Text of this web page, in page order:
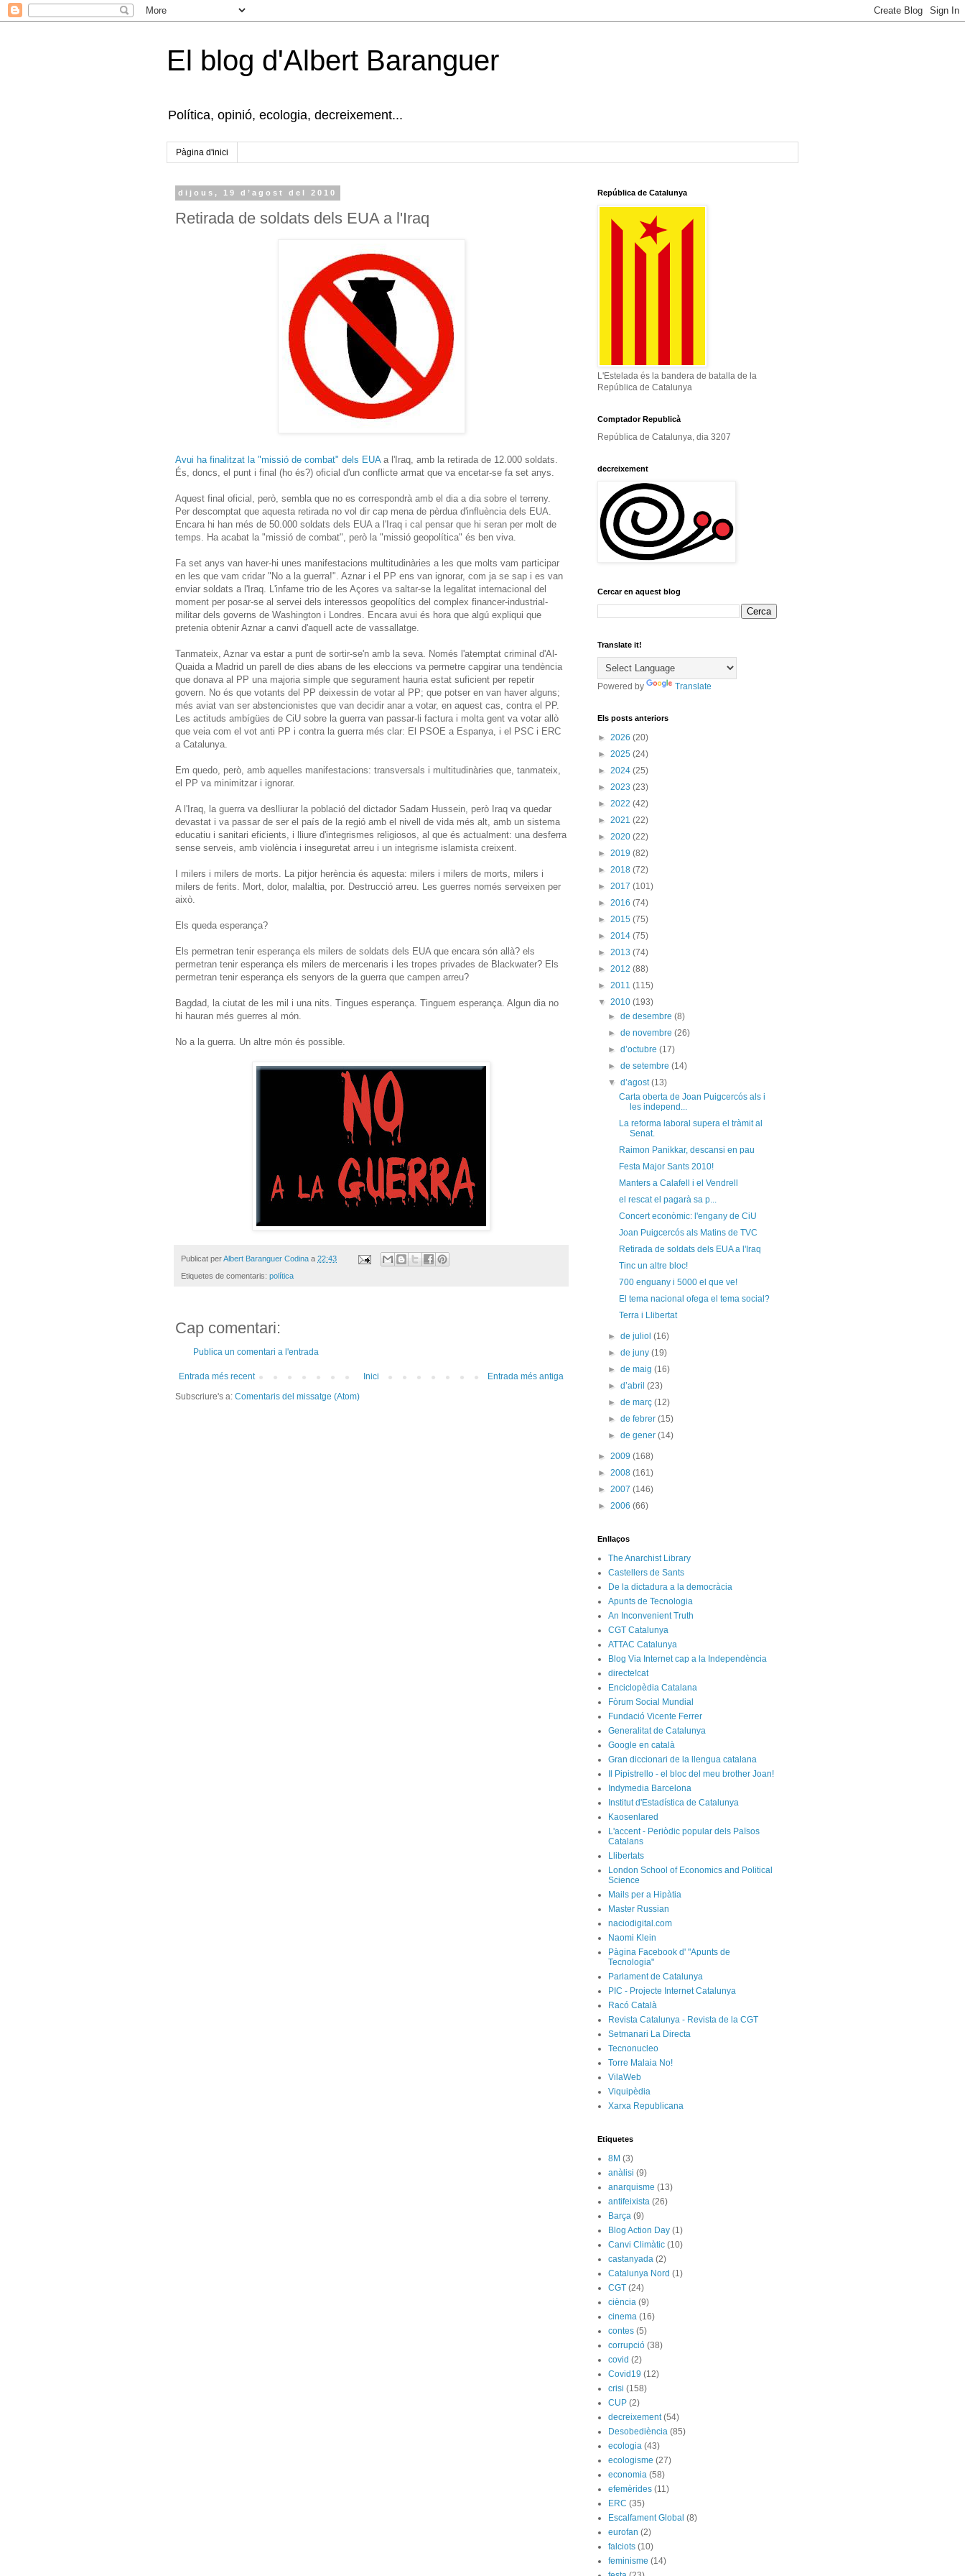
El blog d'Albert Baranguer
Política, opinió, ecologia, decreixement...
Pàgina d'inici
dijous, 19 d’agost del 2010
Retirada de soldats dels EUA a l'Iraq
Avui ha finalitzat la "missió de combat" dels EUAa l'Iraq, amb la retirada de 12.000 soldats.
És, doncs, el punt i final (ho és?) oficial d'un conflicte armat que va encetar-se fa set anys.
Aquest final oficial, però, sembla que no es correspondrà amb el dia a dia sobre el terreny.
Per descomptat que aquesta retirada no vol dir cap mena de pèrdua d'influència dels EUA.
Encara hi han més de 50.000 soldats dels EUA a l'Iraq i cal pensar que hi seran per molt de
temps. Ha acabat la "missió de combat", però la "missió geopolítica" és ben viva.
Fa set anys van haver-hi unes manifestacions multitudinàries a les que molts vam participar
en les que vam cridar "No a la guerra!". Aznar i el PP ens van ignorar, com ja se sap i es van
enviar soldats a l'Iraq. L'infame trio de les Açores va saltar-se la legalitat internacional del
moment per posar-se al servei dels interessos geopolítics del complex financer-industrial-
militar dels governs de Washington i Londres. Encara avui és hora que algú expliqui que
pretenia obtenir Aznar a canvi d'aquell acte de vassallatge.
Tanmateix, Aznar va estar a punt de sortir-se'n amb la seva. Només l'atemptat criminal d'Al-
Quaida a Madrid un parell de dies abans de les eleccions va permetre capgirar una tendència
que donava al PP una majoria simple que segurament hauria estat suficient per repetir
govern. No és que votants del PP deixessin de votar al PP; que potser en van haver alguns;
més aviat van ser abstencionistes que van decidir anar a votar, en aquest cas, contra el PP.
Les actituds ambígües de CiU sobre la guerra van passar-li factura i molta gent va votar allò
que veia com el vot anti PP i contra la guerra més clar: El PSOE a Espanya, i el PSC i ERC
a Catalunya.
Em quedo, però, amb aquelles manifestacions: transversals i multitudinàries que, tanmateix,
el PP va minimitzar i ignorar.
A l'Iraq, la guerra va deslliurar la població del dictador Sadam Hussein, però Iraq va quedar
devastat i va passar de ser el país de la regió amb el nivell de vida més alt, amb un sistema
educatiu i sanitari eficients, i lliure d'integrismes religiosos, al que és actualment: una desferra
sense serveis, amb violència i inseguretat arreu i un integrisme islamista creixent.
I milers i milers de morts. La pitjor herència és aquesta: milers i milers de morts, milers i
milers de ferits. Mort, dolor, malaltia, por. Destrucció arreu. Les guerres només serveixen per
això.
Els queda esperança?
Els permetran tenir esperança els milers de soldats dels EUA que encara són allà? els
permetran tenir esperança els milers de mercenaris i les tropes privades de Blackwater? Els
permetran tenir esperança els senyors de la guerra que campen arreu?
Bagdad, la ciutat de les mil i una nits. Tingues esperança. Tinguem esperança. Algun dia no
hi hauran més guerres al món.
No a la guerra. Un altre món és possible.
Publicat perAlbert Baranguer Codina a 22:43
Etiquetes de comentaris: política
Cap comentari:
Publica un comentari a l'entrada
Entrada més recent Entrada més antiga
Inici
Subscriure's a: Comentaris del missatge (Atom)
República de Catalunya
L'Estelada és la bandera de batalla de la
República de Catalunya
Comptador Republicà
República de Catalunya, dia 3207
decreixement
Cercar en aquest blog
Translate it!
Powered by Translate
Els posts anteriors
► 2026 (20)
► 2025 (24)
► 2024 (25)
► 2023 (23)
► 2022 (42)
► 2021 (22)
► 2020 (22)
► 2019 (82)
► 2018 (72)
► 2017 (101)
► 2016 (74)
► 2015 (75)
► 2014 (75)
► 2013 (74)
► 2012 (88)
► 2011 (115)
▼ 2010 (193)
►de desembre(8)
►de novembre(26)
►d’octubre(17)
►de setembre(14)
▼d’agost(13)
Carta oberta de Joan Puigcercós als i
les independ...
La reforma laboral supera el tràmit al
Senat.
Raimon Panikkar, descansi en pau
Festa Major Sants 2010!
Manters a Calafell i el Vendrell
el rescat el pagarà sa p...
Concert econòmic: l'engany de CiU
Joan Puigcercós als Matins de TVC
Retirada de soldats dels EUA a l'Iraq
Tinc un altre bloc!
700 enguany i 5000 el que ve!
El tema nacional ofega el tema social?
Terra i Llibertat
►de juliol(16)
►de juny(19)
►de maig(16)
►d’abril(23)
►de març(12)
►de febrer(15)
►de gener(14)
► 2009 (168)
► 2008 (161)
► 2007 (146)
► 2006 (66)
Enllaços
The Anarchist Library
Castellers de Sants
De la dictadura a la democràcia
Apunts de Tecnologia
An Inconvenient Truth
CGT Catalunya
ATTAC Catalunya
Blog Via Internet cap a la Independència
directe!cat
Enciclopèdia Catalana
Fòrum Social Mundial
Fundació Vicente Ferrer
Generalitat de Catalunya
Google en català
Gran diccionari de la llengua catalana
Il Pipistrello - el bloc del meu brother Joan!
Indymedia Barcelona
Institut d'Estadística de Catalunya
Kaosenlared
L'accent - Periòdic popular dels Països
Catalans
Llibertats
London School of Economics and Political
Science
Mails per a Hipàtia
Master Russian
naciodigital.com
Naomi Klein
Pàgina Facebook d' "Apunts de
Tecnologia"
Parlament de Catalunya
PIC - Projecte Internet Catalunya
Racó Català
Revista Catalunya - Revista de la CGT
Setmanari La Directa
Tecnonucleo
Torre Malaia No!
VilaWeb
Viquipèdia
Xarxa Republicana
Etiquetes
8M (3)
anàlisi (9)
anarquisme (13)
antifeixista (26)
Barça (9)
Blog Action Day (1)
Canvi Climàtic (10)
castanyada (2)
Catalunya Nord (1)
CGT (24)
ciència (9)
cinema (16)
contes (5)
corrupció (38)
covid (2)
Covid19 (12)
crisi (158)
CUP (2)
decreixement (54)
Desobediència (85)
ecologia (43)
ecologisme (27)
economia (58)
efemèrides (11)
ERC (35)
Escalfament Global (8)
eurofan (2)
falciots (10)
feminisme (14)